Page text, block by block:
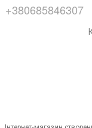
+380685846307